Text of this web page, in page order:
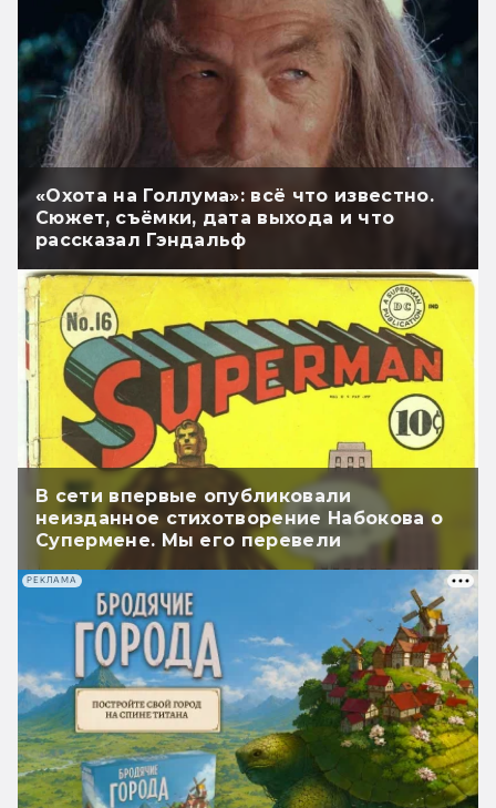
«Охота на Голлума»: всё что известно.
Сюжет, съёмки, дата выхода и что
рассказал Гэндальф
В сети впервые опубликовали
неизданное стихотворение Набокова о
Супермене. Мы его перевели
РЕКЛАМА